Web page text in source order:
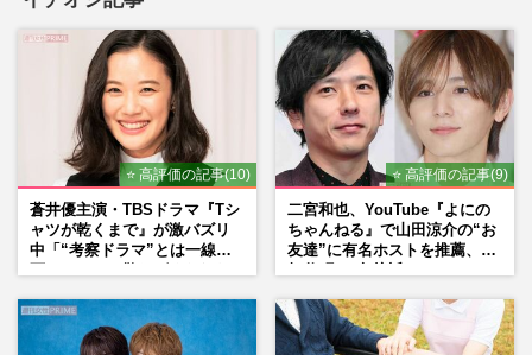
⭐ 高評価の記事(10)
蒼井優主演・TBSドラマ『Tシ
ャツが乾くまで』が激バズリ
中「“考察ドラマ”とは一線を
⭐ 高評価の記事(9)
二宮和也、YouTube『よにの
ちゃんねる』で山田涼介の“お
友達”に有名ホストを推薦、歌